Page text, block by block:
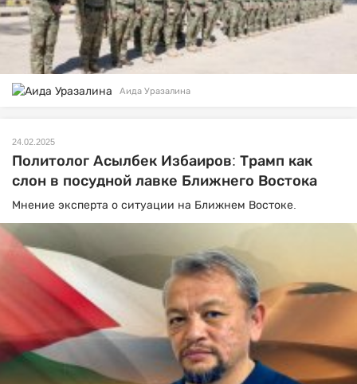
Аида Уразалина
24.02.2025
Политолог Асылбек Избаиров: Трамп как
слон в посудной лавке Ближнего Востока
Мнение эксперта о ситуации на Ближнем Востоке.